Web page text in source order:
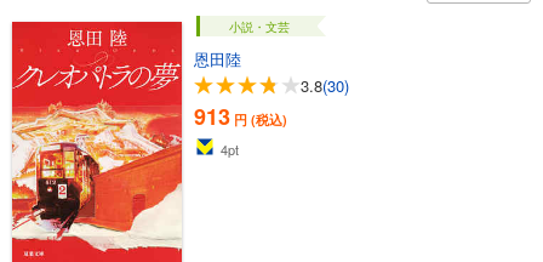
小説・文芸
恩田陸
3.8(30)
913 円 (税込)
4pt